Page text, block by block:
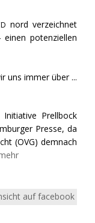
nord verzeichnet
potenziellen
uns immer über ...
Prellbock
Presse, da
(OVG) demnach
auf facebook